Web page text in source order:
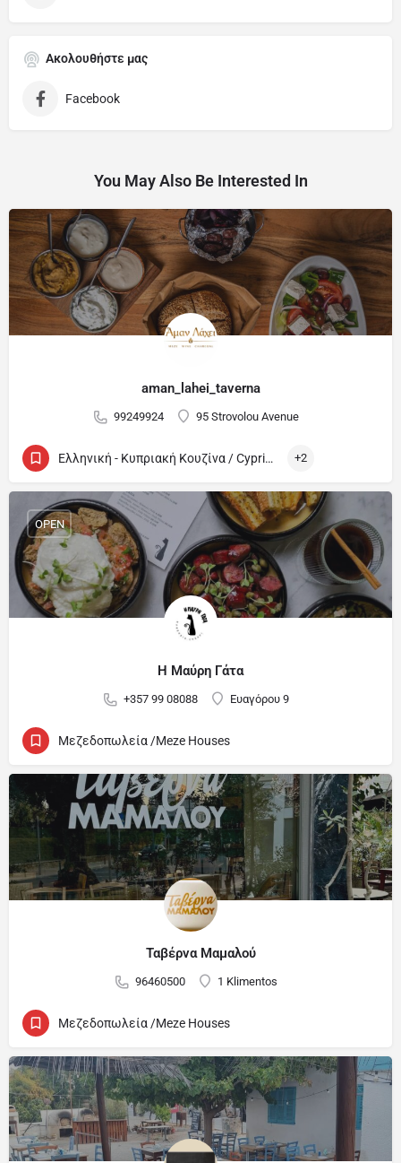
Ακολουθήστε μας
Facebook
You May Also Be Interested In
aman_lahei_taverna
99249924 95 Strovolou Avenue
Ελληνική - Κυπριακή Κουζίνα / Cypriot and Greek +2
Η Μαύρη Γάτα
+357 99 08088 Ευαγόρου 9
OPEN
Μεζεδοπωλεία /Meze Houses
Ταβέρνα Μαμαλού
96460500 1 Klimentos
Μεζεδοπωλεία /Meze Houses